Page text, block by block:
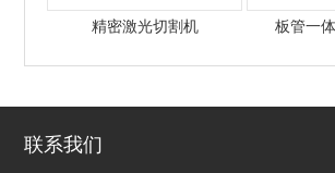
精密激光切割机 板管一
联系我们